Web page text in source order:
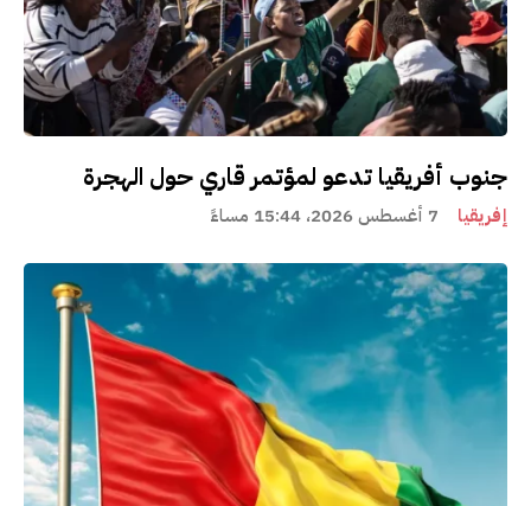
جنوب أفريقيا تدعو لمؤتمر قاري حول الهجرة
إفريقيا 7 أغسطس 2026، 15:44 مساءً